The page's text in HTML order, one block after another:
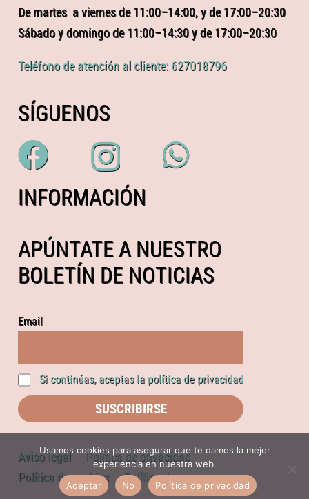
De martes a viernes de 11:00–14:00, y de 17:00–20:30
Sábado y domingo de 11:00–14:30 y de 17:00–20:30
Teléfono de atención al cliente: 627018796
SÍGUENOS
INFORMACIÓN
APÚNTATE A NUESTRO
BOLETÍN DE NOTICIAS
Email
Si continúas, aceptas la política de privacidad
Aviso legal
Política de privacidad
Política de cookies
Política de compras
Usamos cookies para asegurar que te damos la mejor
experiencia en nuestra web.
Aceptar
No Política de privacidad